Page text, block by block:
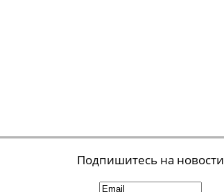
Подпишитесь на новости